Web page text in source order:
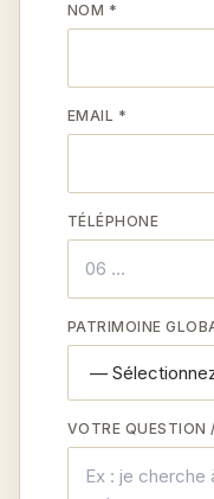
NOM *
EMAIL *
TÉLÉPHONE
PATRIMOINE
VOTRE QUESTION